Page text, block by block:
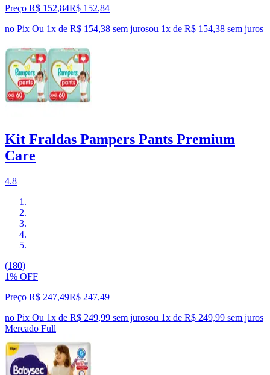
Preço R$ 152,84R$ 152,84
no Pix Ou 1x de R$ 154,38 sem jurosou 1x de R$ 154,38 sem juros
Kit Fraldas Pampers Pants Premium
Care
4.8
(180)
1% OFF
Preço R$ 247,49R$ 247,49
no Pix Ou 1x de R$ 249,99 sem jurosou 1x de R$ 249,99 sem juros
Mercado Full